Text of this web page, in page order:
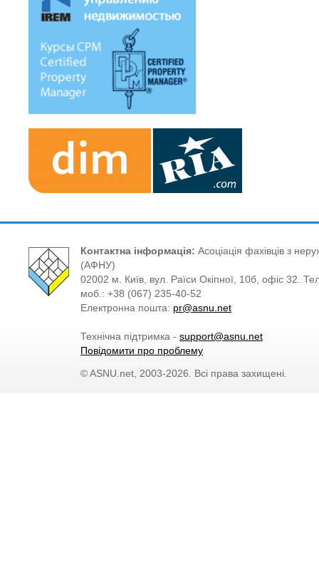
Контактна інформація: Асоціація фахівців з
(АФНУ)
02002 м. Київ, вул. Раїси Окіпної, 10б, офіс 32.
моб.: +38 (067) 235-40-52
Електронна пошта: pr@asnu.net
Технічна підтримка - support@asnu.net
Повідомити про проблему
© ASNU.net, 2003-2026. Всі права захищені.